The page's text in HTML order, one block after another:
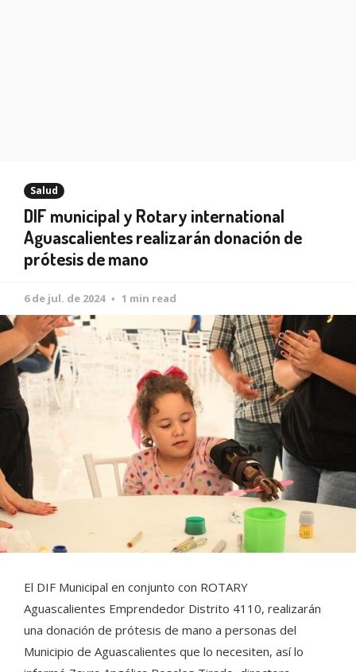
Salud
DIF municipal y Rotary international
Aguascalientes realizarán donación de
prótesis de mano
6 de jul. de 2024 1 min read
El DIF Municipal en conjunto con ROTARY
Aguascalientes Emprendedor Distrito 4110, realizarán
una donación de prótesis de mano a personas del
Municipio de Aguascalientes que lo necesiten, así lo